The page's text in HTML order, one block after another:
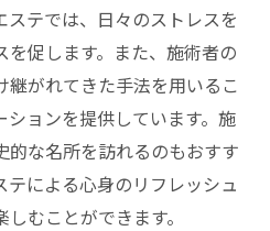
じながらリフレッシュ
橋のエステ至福の時間を
もたらすストレス解消法
シュできる理由
クスするためのエステ選
ステでは、日々のストレスを
促します。また、施術者の
がれてきた手法を用いるこ
ションを提供しています。施
な名所を訪れるのもおすす
による心身のリフレッシュ
むことができます。